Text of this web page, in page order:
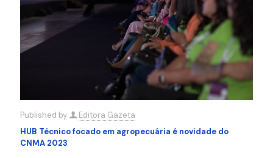
Published by
Editora Gazeta
HUB Técnico focado em agropecuária é novidade do
CNMA 2023